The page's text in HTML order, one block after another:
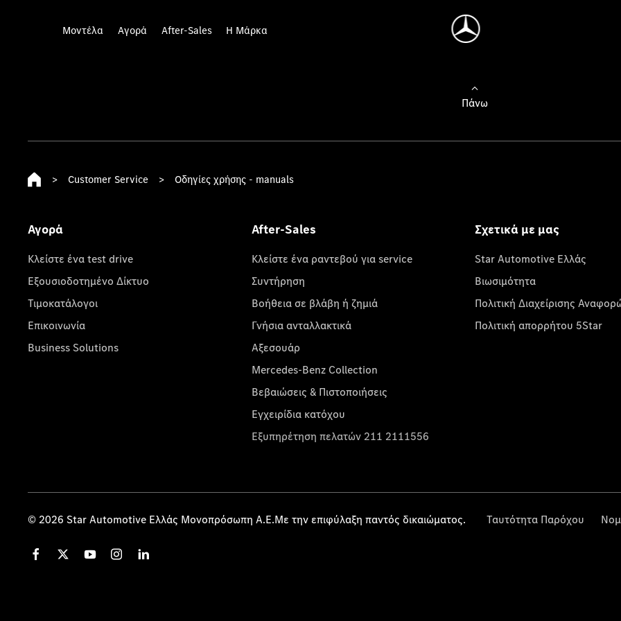
Μοντέλα Αγορά After-Sales Η Μάρκα
Πάνω
> Customer Service > Οδηγίες χρήσης - manuals
Αγορά
Κλείστε ένα test drive
Εξουσιοδοτημένο Δίκτυο
Τιμοκατάλογοι
Επικοινωνία
Business Solutions
After-Sales
Κλείστε ένα ραντεβού για service
Συντήρηση
Βοήθεια σε βλάβη ή ζημιά
Γνήσια ανταλλακτικά
Αξεσουάρ
Mercedes-Benz Collection
Βεβαιώσεις & Πιστοποιήσεις
Εγχειρίδια κατόχου
Εξυπηρέτηση πελατών 211 2111556
Σχετικά με μας
Star Automotive Ελλάς
Βιωσιμότητα
Πολιτική Διαχείρισης
Πολιτική απορρήτου 5Star
© 2026 Star Automotive Ελλάς Μονοπρόσωπη Α.Ε.Με την επιφύλαξη παντός δικαιώματος. Ταυτότητα Παρόχου